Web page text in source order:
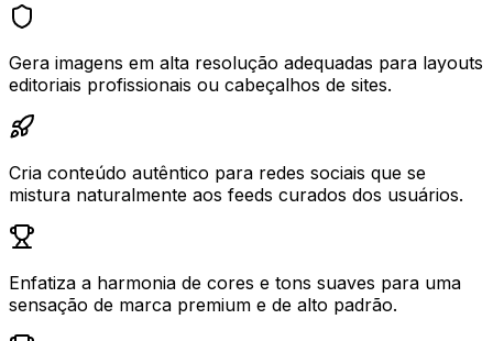
Gera imagens em alta resolução adequadas para layouts
editoriais profissionais ou cabeçalhos de sites.
Cria conteúdo autêntico para redes sociais que se
mistura naturalmente aos feeds curados dos usuários.
Enfatiza a harmonia de cores e tons suaves para uma
sensação de marca premium e de alto padrão.